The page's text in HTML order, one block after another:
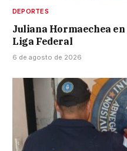
DEPORTES
Juliana Hormaechea
Liga Federal
6 de agosto de 2026